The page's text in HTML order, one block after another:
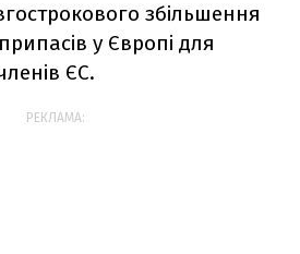
збільшення
у Європі для
ЄС.
РЕКЛАМА: